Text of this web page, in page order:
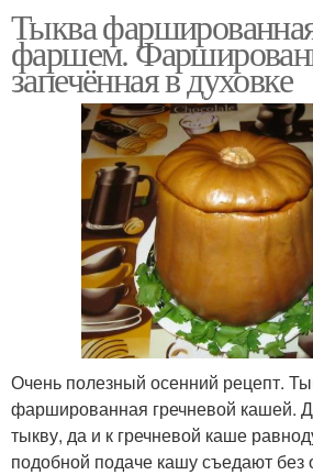
Тыква
фаршем.
запечённая в духовке
Очень полезный осенний рецепт.
фаршированная гречневой кашей.
тыкву, да и к гречневой каше
подобной подаче кашу съедают без